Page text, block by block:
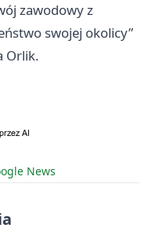
zawodowy z
swojej okolicy”
Orlik.
News